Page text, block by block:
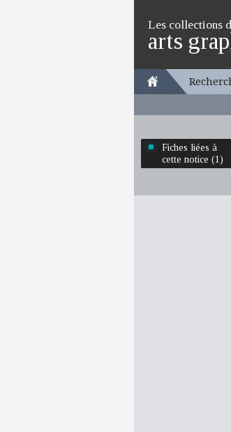
Les collections
arts
Fiches liées à
cette notice (1)